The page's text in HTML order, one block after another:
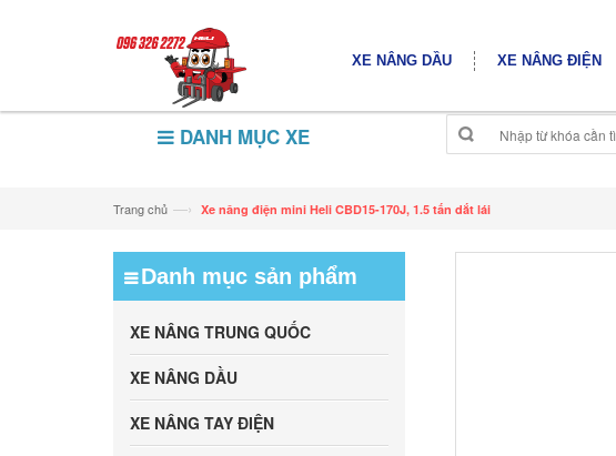
XE NÂNG DẦU XE NÂNG ĐIỆN
DANH MỤC XE
Trang chủ —› Xe nâng điện mini Heli CBD15-170J, 1.5 tấn dắt lái
Danh mục sản phẩm
XE NÂNG TRUNG QUỐC
XE NÂNG DẦU
XE NÂNG TAY ĐIỆN